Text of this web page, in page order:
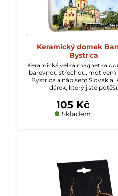
Keramický domek
Bystrica
Keramická velká magnetka
barevnou střechou, motivem
Bystrica a nápisem Slovakia.
dárek, který jistě potěší.
Skladem
105 Kč